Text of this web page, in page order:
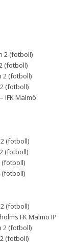
2 (fotboll)
(fotboll)
2 (fotboll)
(fotboll)
IFK Malmö
(fotboll)
(fotboll)
(fotboll)
(fotboll)
(fotboll)
FK Malmö IP
2 (fotboll)
(fotboll)